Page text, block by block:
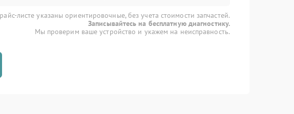
листе указаны ориентировочные, без учета стоимости запчастей.
Записывайтесь на бесплатную диагностику.
Мы проверим ваше устройство и укажем на неисправность.